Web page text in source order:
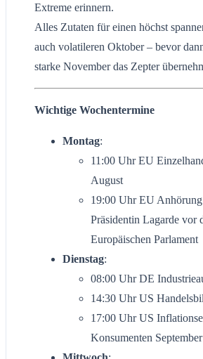
Extreme erinnern.
Alles Zutaten für einen höchst
auch volatileren Oktober – bevor
starke November das Zepter
Wichtige Wochentermine
Montag:
11:00 Uhr EU
August
19:00 Uhr EU
Präsidentin Lagarde vor
Europäischen Parlament
Dienstag:
08:00 Uhr DE
14:30 Uhr US
17:00 Uhr US
Konsumenten September